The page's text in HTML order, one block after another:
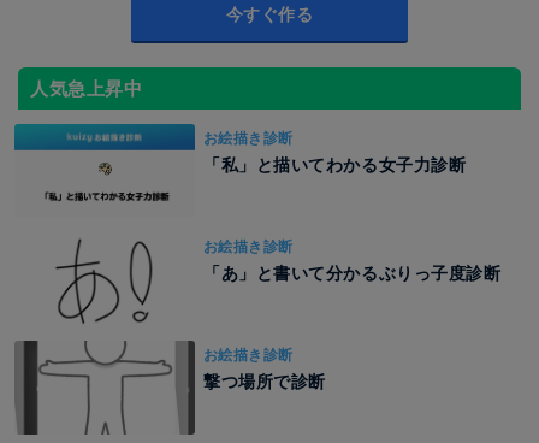
今すぐ作る
人気急上昇中
お絵描き診断
「私」と描いてわかる女子力診断
お絵描き診断
「あ」と書いて分かるぶりっ子度診断
お絵描き診断
撃つ場所で診断